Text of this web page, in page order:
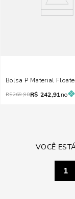
Bolsa P Material
R$269,90R$ 242,91no
VOCÊ
1